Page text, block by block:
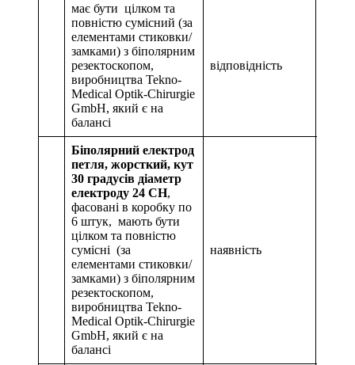
має бути цілком та
повністю сумісний (за
елементами стиковки/
замками) з біполярним
резектоскопом,
виробництва Tekno-
Medical Optik-Chirurgie
GmbH, який є на
балансі
відповідність
Біполярний електрод
петля, жорсткий, кут
30 градусів діаметр
електроду 24 СH,
фасовані в коробку по
6 штук, мають бути
цілком та повністю
сумісні (за
елементами стиковки/
замками) з біполярним
резектоскопом,
виробництва Tekno-
Medical Optik-Chirurgie
GmbH, який є на
балансі
наявність